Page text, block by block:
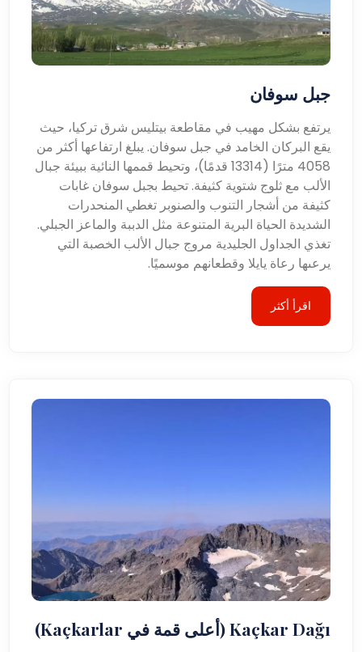
جبل سوفان
يرتفع بشكل مهيب في مقاطعة بيتليس شرق تركيا، حيث
يقع البركان الخامد في جبل سوفان. يبلغ ارتفاعها أكثر من
4058 مترًا (13314 قدمًا)، وتحيط قممها النائية ببيئة جبال
الألب مع ثلوج شتوية كثيفة. تحيط بجبل سوفان غابات
كثيفة من أشجار التنوب والصنوبر تغطي المنحدرات
الشديدة الحياة البرية المتنوعة مثل الدببة والماعز الجبلي.
تغذي الجداول الجليدية مروج جبال الألب الخصبة التي
يرعىها رعاة يايلا وقطعانهم موسميًا.
اقرأ أكثر
Kaçkar Dağı (أعلى قمة في Kaçkarlar)